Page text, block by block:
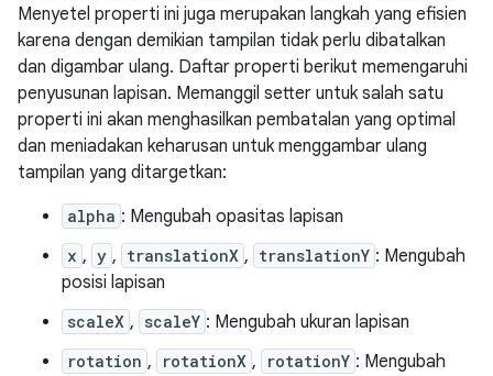
Menyetel properti ini juga merupakan langkah yang efisien
karena dengan demikian tampilan tidak perlu dibatalkan
dan digambar ulang. Daftar properti berikut memengaruhi
penyusunan lapisan. Memanggil setter untuk salah satu
properti ini akan menghasilkan pembatalan yang optimal
dan meniadakan keharusan untuk menggambar ulang
tampilan yang ditargetkan:
alpha : Mengubah opasitas lapisan
x , y , translationX , translationY : Mengubah
posisi lapisan
scaleX , scaleY : Mengubah ukuran lapisan
rotation , rotationX , rotationY : Mengubah